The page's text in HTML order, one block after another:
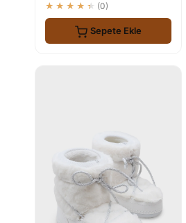
★★★★★ (0)
Sepete Ekle